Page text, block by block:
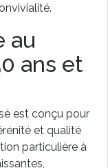
au
ans et
est conçu pour
et qualité
particulière à